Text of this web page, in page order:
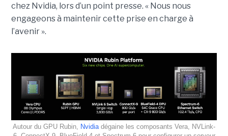
chez Nvidia, lors d’un point presse. « Nous nous
engageons à maintenir cette prise en charge à
l’avenir ».
Autour du GPU Rubin, Nvidia dégaine les composants Vera, NVLink-